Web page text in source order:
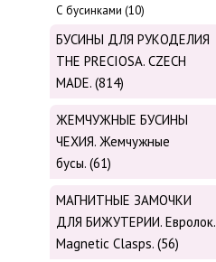
С бусинками (10)
БУСИНЫ ДЛЯ РУКОДЕЛИЯ
THE PRECIOSA. CZECH
MADE. (814)
ЖЕМЧУЖНЫЕ БУСИНЫ
ЧЕХИЯ. Жемчужные
бусы. (61)
МАГНИТНЫЕ ЗАМОЧКИ
ДЛЯ БИЖУТЕРИИ. Евролок.
Magnetic Сlasps. (56)